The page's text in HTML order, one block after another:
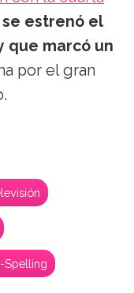
se estrenó el
que marcó un
por el gran
Spelling